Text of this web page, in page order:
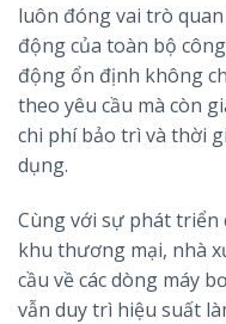
luôn đóng vai trò
động của toàn bộ
động ổn định không
theo yêu cầu mà còn
chi phí bảo trì và thời
dụng.
Cùng với sự phát triển
khu thương mại, nhà
cầu về các dòng máy
vẫn duy trì hiệu suất